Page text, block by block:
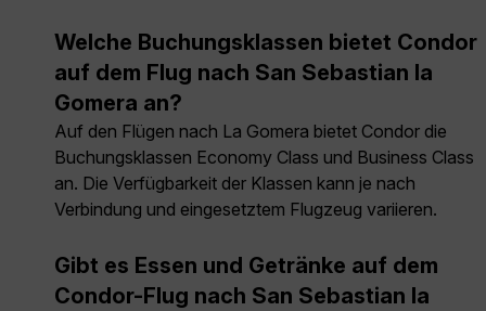
Welche Buchungsklassen bietet Condor
auf dem Flug nach San Sebastian la
Gomera an?
Auf den Flügen nach La Gomera bietet Condor die
Buchungsklassen Economy Class und Business Class
an. Die Verfügbarkeit der Klassen kann je nach
Verbindung und eingesetztem Flugzeug variieren.
Gibt es Essen und Getränke auf dem
Condor-Flug nach San Sebastian la